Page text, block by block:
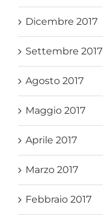
Dicembre 2017
Settembre 2017
Agosto 2017
Maggio 2017
Aprile 2017
Marzo 2017
Febbraio 2017